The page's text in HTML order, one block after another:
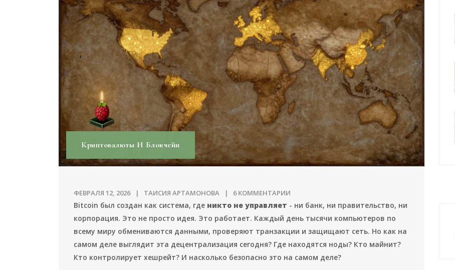
Криптовалюты И Блокчейн
ФЕВРАЛЯ 12, 2026 ТАИСИЯ АРТАМОНОВА 6 КОММЕНТАРИИ
Bitcoin был создан как система, где никто не управляет - ни банк, ни правительство, ни
корпорация. Это не просто идея. Это работает. Каждый день тысячи компьютеров по
всему миру обмениваются данными, проверяют транзакции и защищают сеть. Но как на
самом деле выглядит эта децентрализация сегодня? Где находятся ноды? Кто майнит?
Кто контролирует хешрейт? И насколько безопасно это на самом деле?